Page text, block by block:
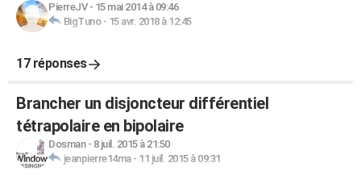
PierreJV- 15 mai 2014 à 09:46
BigTuno- 15 avr. 2018 à 12:45
17 réponses
Brancher un disjoncteur différentiel
tétrapolaire en bipolaire
Dosman- 8 juil. 2015 à 21:50
jeanpierre14ma- 11 juil. 2015 à 09:31